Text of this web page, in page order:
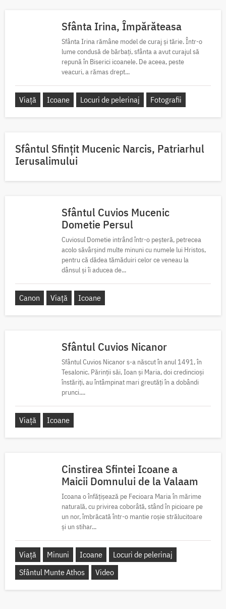
Sfânta Irina, Împărăteasa
Sfânta Irina rămâne model de curaj și tărie. Într-o
lume condusă de bărbați, sfânta a avut curajul să
repună în Biserici icoanele. De aceea, peste
veacuri, a rămas drept...
Viață Icoane Locuri de pelerinaj Fotografii
Sfântul Sfinţit Mucenic Narcis, Patriarhul
Ierusalimului
Sfântul Cuvios Mucenic
Dometie Persul
Cuviosul Dometie intrând într-o peșteră, petrecea
acolo săvârșind multe minuni cu numele lui Hristos,
pentru că dădea tămăduiri celor ce veneau la
dânsul și îi aducea de...
Canon Viață Icoane
Sfântul Cuvios Nicanor
Sfântul Cuvios Nicanor s-a născut în anul 1491, în
Tesalonic. Părinții săi, Ioan și Maria, doi credincioși
înstăriți, au întâmpinat mari greutăți în a dobândi
prunci....
Viață Icoane
Cinstirea Sfintei Icoane a
Maicii Domnului de la Valaam
Icoana o înfățișează pe Fecioara Maria în mărime
naturală, cu privirea coborâtă, stând în picioare pe
un nor, îmbrăcată într-o mantie roșie strălucitoare
și un stihar...
Viață Minuni Icoane
Locuri de pelerinaj
Sfântul Munte Athos
Video